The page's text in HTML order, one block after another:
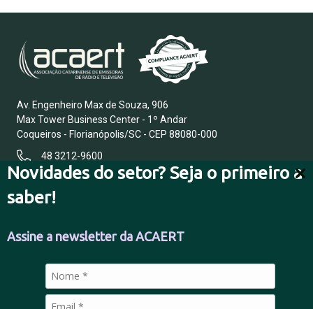
Novidades do setor? Seja o primeiro a
saber!
Assine a newsletter da ACAERT
Av. Engenheiro Max de Souza, 906
Max Tower Business Center - 1º Andar
Coqueiros - Florianópolis/SC - CEP 88080-000
48 3212-9600
FALE CONOSCO
POLÍTICA DE PRIVACIDADE